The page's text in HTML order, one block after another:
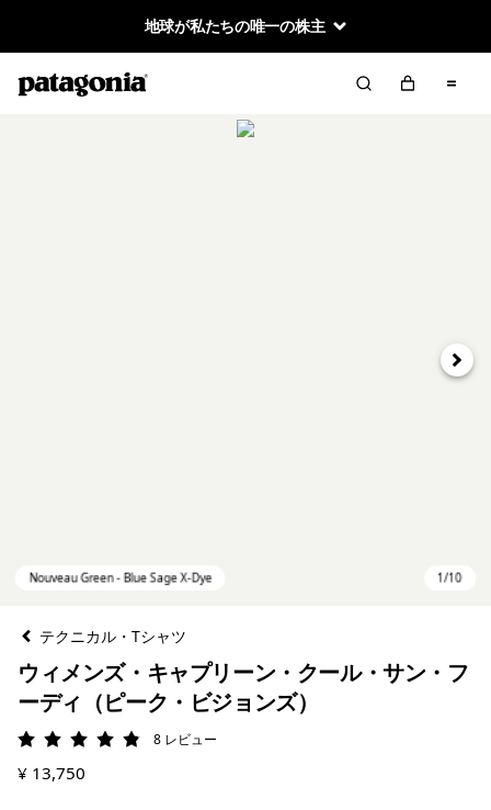
地球が私たちの唯一の株主
次へ
テクニカル・Tシャツ
ウィメンズ・キャプリーン・クール・サン・フ
ーディ（ピーク・ビジョンズ）
評価: 4.9 / 5
8 レビュー
¥ 13,750